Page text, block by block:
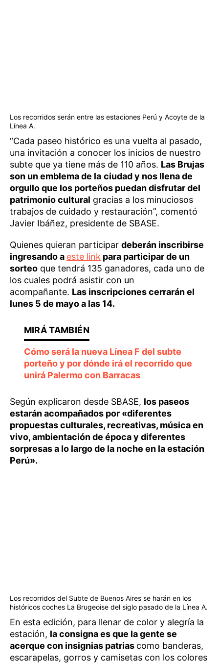
Los recorridos serán entre las estaciones Perú y Acoyte de la
Línea A.
“Cada paseo histórico es una vuelta al pasado,
una invitación a conocer los inicios de nuestro
subte que ya tiene más de 110 años. Las Brujas
son un emblema de la ciudad y nos llena de
orgullo que los porteños puedan disfrutar del
patrimonio cultural gracias a los minuciosos
trabajos de cuidado y restauración”, comentó
Javier Ibáñez, presidente de SBASE.
Quienes quieran participar deberán inscribirse
ingresando a este link para participar de un
sorteo que tendrá 135 ganadores, cada uno de
los cuales podrá asistir con un
acompañante. Las inscripciones cerrarán el
lunes 5 de mayo a las 14.
Cómo será la nueva Línea F del subte
porteño y por dónde irá el recorrido que
unirá Palermo con Barracas
Según explicaron desde SBASE, los paseos
estarán acompañados por «diferentes
propuestas culturales, recreativas, música en
vivo, ambientación de época y diferentes
sorpresas a lo largo de la noche en la estación
Perú».
Los recorridos del Subte de Buenos Aires se harán en los
históricos coches La Brugeoise del siglo pasado de la Línea A.
En esta edición, para llenar de color y alegría la
estación, la consigna es que la gente se
acerque con insignias patrias como banderas,
escarapelas, gorros y camisetas con los colores